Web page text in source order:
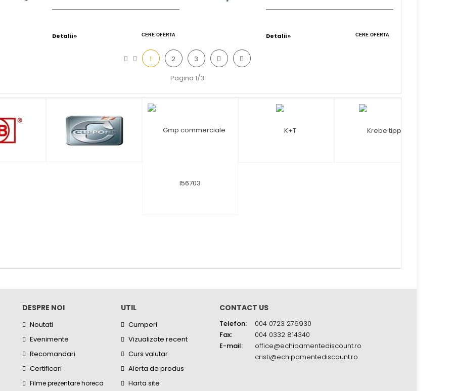
Detalii » CERE OFERTA Detalii » CERE OFERTA
1 2
3
Pagina 1/3
DESPRE NOI
Noutati
Evenimente
Recomandari
Certificari
Filme prezentare horeca
UTIL
Cumperi
Vizualizate recent
Curs valutar
Alerta de produs
Harta site
CONTACT US
Telefon:
004 0723 276930
Fax:
004 0332 814340
E-mail:
office@echipamentediscount.ro
cristi@echipamentediscount.ro